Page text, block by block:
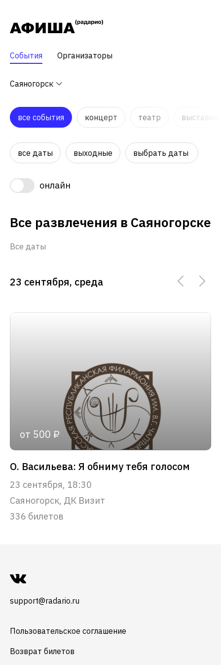
События Организаторы
Саяногорск
все события концерт театр
все даты выходные выбрать даты
онлайн
Все развлечения в Саяногорске
Все даты
23 сентября, среда
от 500 ₽
О. Васильева: Я обниму тебя голосом
23 сентября, 18:30
Саяногорск, ДК Визит
336 билетов
support@radario.ru
Пользовательское соглашение
Возврат билетов